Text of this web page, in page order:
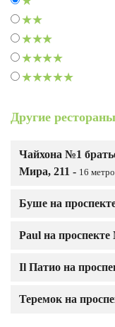
Другие
Чайхона №1
Мира, 211 - 16
Буше на
Paul на
Il Патио на
Теремок на